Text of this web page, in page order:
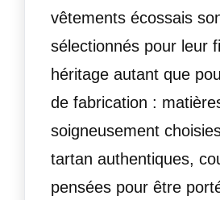
vêtements écossais
sélectionnés pour leur
héritage autant que
de fabrication :
soigneusement
tartan authentiques,
pensées pour être